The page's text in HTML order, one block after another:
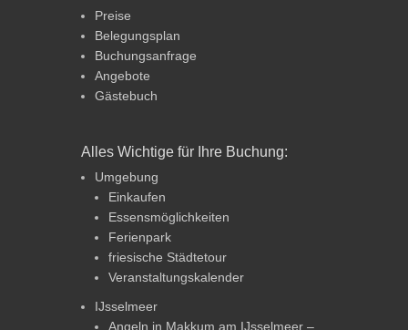
Preise
Belegungsplan
Buchungsanfrage
Angebote
Gästebuch
Alles Wichtige für Ihre Buchung:
Umgebung
Einkaufen
Essensmöglichkeiten
Ferienpark
friesische Städtetour
Veranstaltungskalender
IJsselmeer
Angeln in Makkum am IJsselmeer –